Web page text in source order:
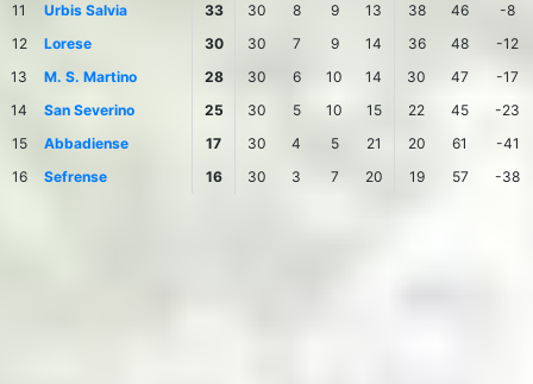
11
Urbis Salvia 33 30 8 9 13 38 46
-8
12
Lorese 30 30 7 9 14 36 48
-12
13
M. S. Martino 28 30 6 10 14 30 47
-17
14
San Severino 25 30 5 10 15 22 45
-23
15
Abbadiense 17 30 4 5 21 20 61
-41
16
Sefrense 16 30 3 7 20 19 57 -38